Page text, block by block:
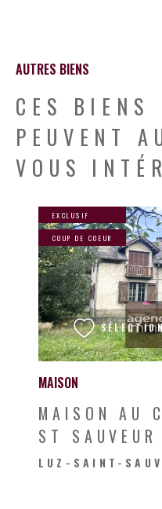
AUTRES BIENS
CES BIENS
PEUVENT
VOUS
MAISON
MAISON AU
ST SAUVEUR
LUZ-SAINT-
EXCLUSIF
COUP DE COEUR